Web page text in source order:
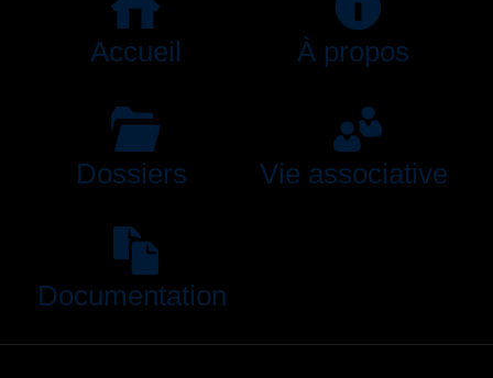
Accueil À propos
Dossiers Vie associative
Documentation